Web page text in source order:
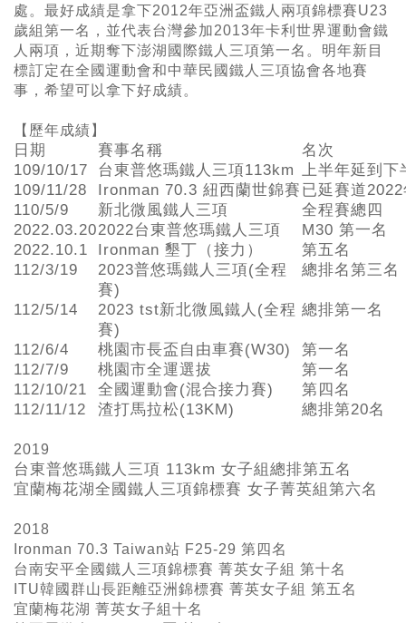
處。最好成績是拿下2012年亞洲盃鐵人兩項錦標賽U23
歲組第一名，並代表台灣參加2013年卡利世界運動會鐵
人兩項，近期奪下澎湖國際鐵人三項第一名。明年新目
標訂定在全國運動會和中華民國鐵人三項協會各地賽
事，希望可以拿下好成績。
【歷年成績】
日期 賽事名稱
名次
109/10/17
台東普悠瑪鐵人三項113km 上半年延到下
109/11/28
Ironman 70.3 紐西蘭世錦賽 已延賽道
110/5/9
新北微風鐵人三項
全程賽總四
2022.03.202022台東普悠瑪鐵人三項
M30 第一名
2022.10.1
Ironman 墾丁（接力）
第五名
112/3/19
2023普悠瑪鐵人三項(全程
賽)
總排名第三名
112/5/14
2023 tst新北微風鐵人(全程
賽)
總排第一名
112/6/4 桃園市長盃自由車賽(W30)
第一名
112/7/9
桃園市全運選拔
第一名
112/10/21
全國運動會(混合接力賽)
第四名
112/11/12
渣打馬拉松(13KM) 總排第20名
2019
台東普悠瑪鐵人三項 113km 女子組總排第五名
宜蘭梅花湖全國鐵人三項錦標賽 女子菁英組第六名
2018
Ironman 70.3 Taiwan站 F25-29 第四名
台南安平全國鐵人三項錦標賽 菁英女子組 第十名
ITU韓國群山長距離亞洲錦標賽 菁英女子組 第五名
宜蘭梅花湖 菁英女子組十名